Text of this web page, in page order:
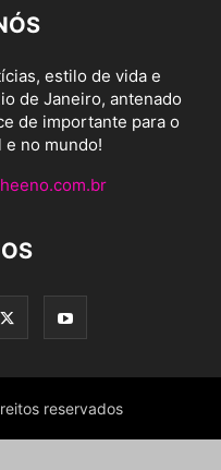
estilo de vida e
de Janeiro, antenado
de importante para o
e no mundo!
reservados